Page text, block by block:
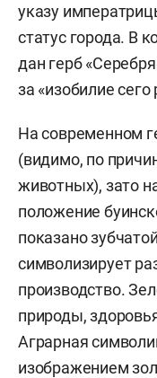
указу
статус города. В
дан герб
за «изобилие сего
На современном
(видимо, по
животных), зато
положение
показано
символизирует
производство.
природы,
Аграрная
изображением